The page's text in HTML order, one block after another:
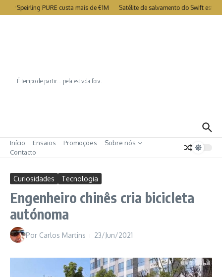
Ir para o conteúdo
Speirling PURE custa mais de €1M Satélite de salvamento do Swift está
É tempo de partir… pela estrada fora.
Início Ensaios Promoções
Sobre nós
Contacto
Curiosidades Tecnologia
Engenheiro chinês cria bicicleta
autónoma
Por Carlos Martins 23/Jun/2021